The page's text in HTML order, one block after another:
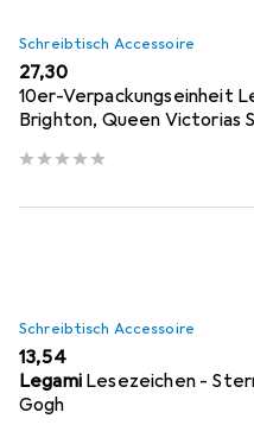
Schreibtisch Accessoire
EUR
27,30
10er-Verpackungseinheit
Brighton, Queen Victorias
Schreibtisch Accessoire
EUR
13,54
Legami Lesezeichen -
Gogh